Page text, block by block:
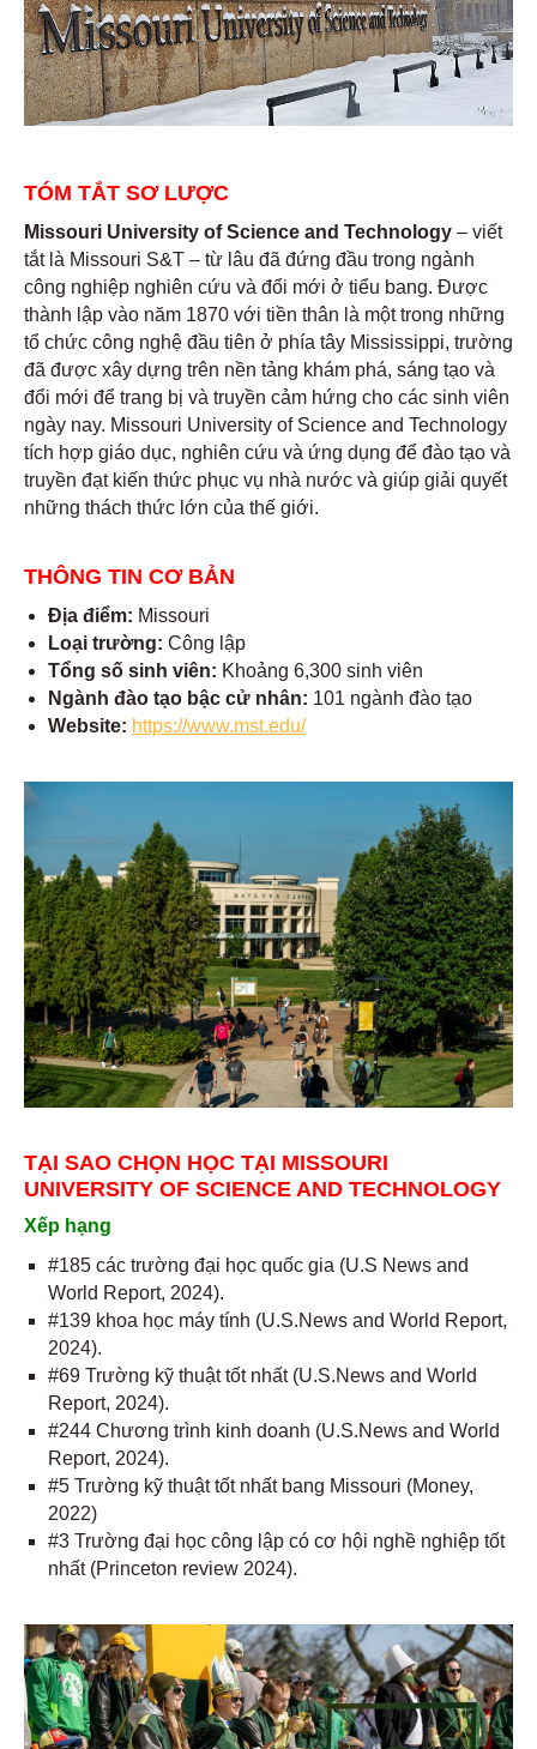
TÓM TẮT SƠ LƯỢC
Missouri University of Science and Technology – viết
tắt là Missouri S&T – từ lâu đã đứng đầu trong ngành
công nghiệp nghiên cứu và đổi mới ở tiểu bang. Được
thành lập vào năm 1870 với tiền thân là một trong những
tổ chức công nghệ đầu tiên ở phía tây Mississippi, trường
đã được xây dựng trên nền tảng khám phá, sáng tạo và
đổi mới để trang bị và truyền cảm hứng cho các sinh viên
ngày nay. Missouri University of Science and Technology
tích hợp giáo dục, nghiên cứu và ứng dụng để đào tạo và
truyền đạt kiến thức phục vụ nhà nước và giúp giải quyết
những thách thức lớn của thế giới.
THÔNG TIN CƠ BẢN
Địa điểm: Missouri
Loại trường: Công lập
Tổng số sinh viên: Khoảng 6,300 sinh viên
Ngành đào tạo bậc cử nhân: 101 ngành đào tạo
Website: https://www.mst.edu/
TẠI SAO CHỌN HỌC TẠI MISSOURI
UNIVERSITY OF SCIENCE AND TECHNOLOGY
Xếp hạng
#185 các trường đại học quốc gia (U.S News and
World Report, 2024).
#139 khoa học máy tính (U.S.News and World Report,
2024).
#69 Trường kỹ thuật tốt nhất (U.S.News and World
Report, 2024).
#244 Chương trình kinh doanh (U.S.News and World
Report, 2024).
#5 Trường kỹ thuật tốt nhất bang Missouri (Money,
2022)
#3 Trường đại học công lập có cơ hội nghề nghiệp tốt
nhất (Princeton review 2024).